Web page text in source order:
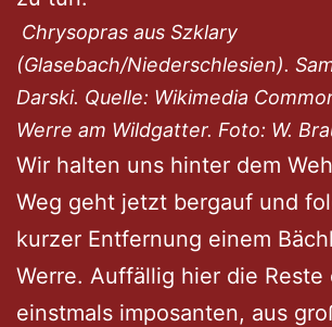
Chrysopras aus Szklary
(Glasebach/Niederschlesien).
Darski. Quelle: Wikimedia
Werre am Wildgatter. Foto: W.
Wir halten uns hinter dem
Weg geht jetzt bergauf und
kurzer Entfernung einem
Werre. Auffällig hier die Reste
einstmals imposanten, aus